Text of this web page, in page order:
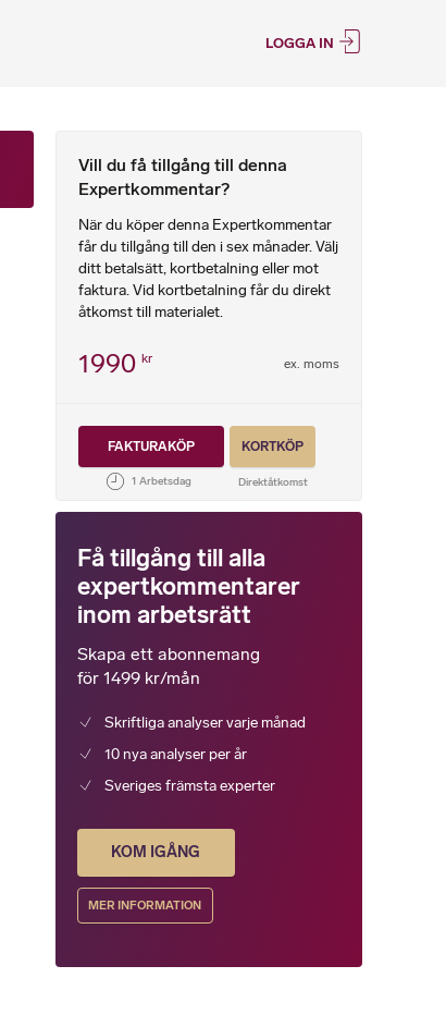
LOGGA IN
Vill du få tillgång till denna
Expertkommentar?
När du köper denna Expertkommentar
får du tillgång till den i sex månader. Välj
ditt betalsätt, kortbetalning eller mot
faktura. Vid kortbetalning får du direkt
åtkomst till materialet.
1990 kr ex. moms
FAKTURAKÖP KORTKÖP
Få tillgång till alla
expertkommentarer
inom arbetsrätt
Skapa ett abonnemang
för 1499 kr/mån
Skriftliga analyser varje månad
10 nya analyser per år
Sveriges främsta experter
KOM IGÅNG
MER INFORMATION